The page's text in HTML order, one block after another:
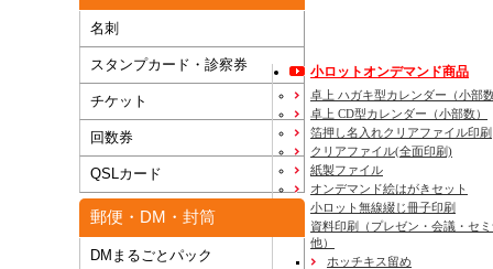
名刺
スタンプカード・診察券
チケット
回数券
QSLカード
郵便・DM・封筒
DMまるごとパック
小ロットオンデマンド商品
卓上 ハガキ型カレンダー（小部
卓上 CD型カレンダー（小部数）
箔押し名入れクリアファイル印刷
クリアファイル(全面印刷)
紙製ファイル
オンデマンド絵はがきセット
小ロット無線綴じ冊子印刷
資料印刷
（プレゼン・会議・セ
他）
ホッチキス留め